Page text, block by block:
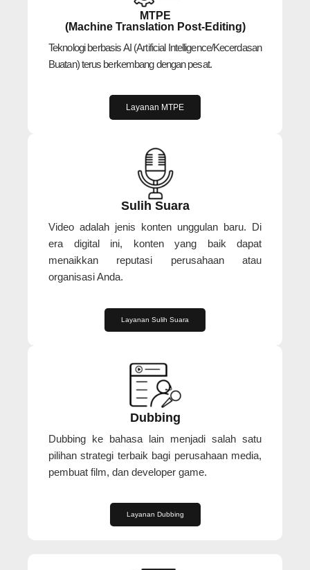
MTPE
(Machine Translation Post-Editing)
Teknologi berbasis AI (Artificial Intelligence/Kecerdasan
Buatan) terus berkembang dengan pesat.
Layanan MTPE
Sulih Suara
Video adalah jenis konten unggulan baru. Di
era digital ini, konten yang baik dapat
menaikkan reputasi perusahaan atau
organisasi Anda.
Layanan Sulih Suara
Dubbing
Dubbing ke bahasa lain menjadi salah satu
pilihan strategi terbaik bagi perusahaan media,
pembuat film, dan developer game.
Layanan Dubbing